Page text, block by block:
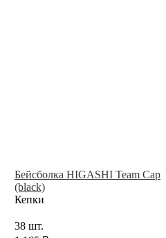
Бейсболка HIGASHI Team Cap
(black)
Кепки
38 шт.